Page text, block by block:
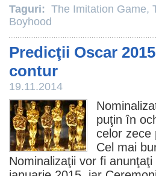
Taguri: The Imitation Game,
Boyhood
Predicţii Oscar
contur
19.11.2014
puţin în
celor zece
Cel mai
Nominalizaţii vor fi